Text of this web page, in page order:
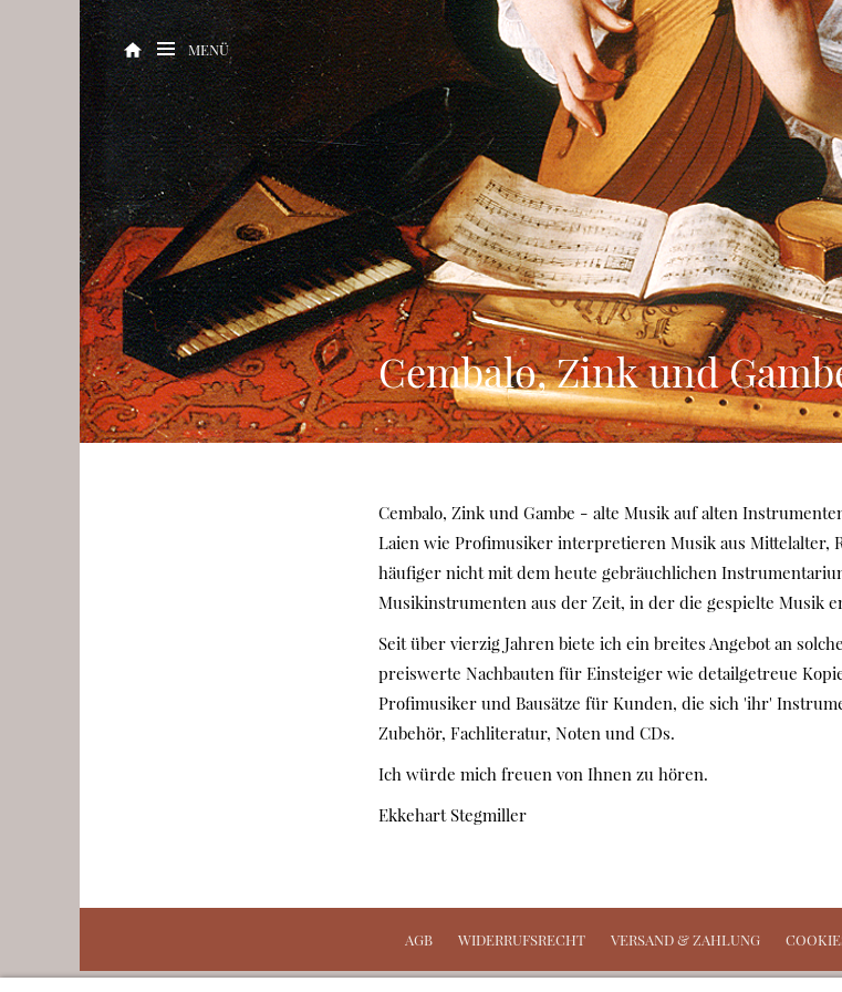
MENÜ
Cembalo, Zink und
Cembalo, Zink und Gambe - alte Musik auf alten
Laien wie Profimusiker interpretieren Musik aus Mittelalter,
häufiger nicht mit dem heute gebräuchlichen
Musikinstrumenten aus der Zeit, in der die gespielte Musik
Seit über vierzig Jahren biete ich ein breites Angebot an
preiswerte Nachbauten für Einsteiger wie detailgetreue
Profimusiker und Bausätze für Kunden, die sich 'ihr'
Zubehör, Fachliteratur, Noten und CDs.
Ich würde mich freuen von Ihnen zu hören.
Ekkehart Stegmiller
AGB WIDERRUFSRECHT VERSAND & ZAHLUNG